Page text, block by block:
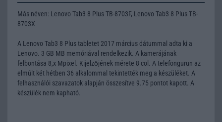
Más néven: Lenovo Tab3 8 Plus TB-8703F, Lenovo Tab3 8 Plus TB-
8703X
A Lenovo Tab3 8 Plus tabletet 2017 március dátummal adta ki a
Lenovo. 3 GB MB memóriával rendelkezik. A kamerájának
felbontása 8,x Mpixel. Kijelzőjének mérete 8 col. A telefongurun az
elmúlt két hétben 36 alkalommal tekintették meg a készüléket. A
felhasználói szavazatok alapján összesítve 9.75 pontot kapott. A
készülék nem kapható.